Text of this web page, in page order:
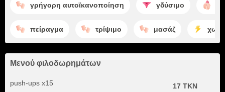
γρήγορη αυτοϊκανοποίηση γδύσιμο
πείραγμα τρίψιμο μασάζ
Μενού φιλοδωρημάτων
push-ups x15 17 TKN